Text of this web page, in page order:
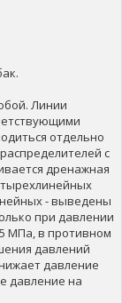
Линии
отдельно
с
дренажная
- выведены
при давлении
МПа, в противном
давлений
давление
давление на